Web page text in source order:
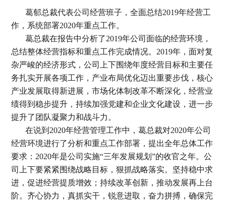
葛郁总裁代表公司经营班子，全面总结2019年经营工
作，系统部署2020年重点工作。
葛总裁在报告中分析了2019年公司面临的经营环境，
总结整体经营指标和重点工作完成情况。2019年，面对复
杂严峻的经济形式，公司上下围绕年度经营目标和主要任
务扎实开展各项工作，产业布局优化迈出重要步伐，核心
产业发展取得新进展，市场化体制改革不断深化，经营业
绩得到稳步提升，持续加强党建和企业文化建设，进一步
提升了团队凝聚力和战斗力。
在说到2020年经营管理工作中，葛总裁对2020年公司
经营环境进行了分析和重点工作部署，提出全年总体工作
要求：2020年是公司实施“三年发展规划”的收官之年。公
司上下要紧紧围绕战略目标，狠抓战略落实。坚持稳中求
进，促进经营提质增效；持续改革创新，推动发展再上台
阶。齐心协力，真抓实干，锐意进取，奋力拼搏，确保完